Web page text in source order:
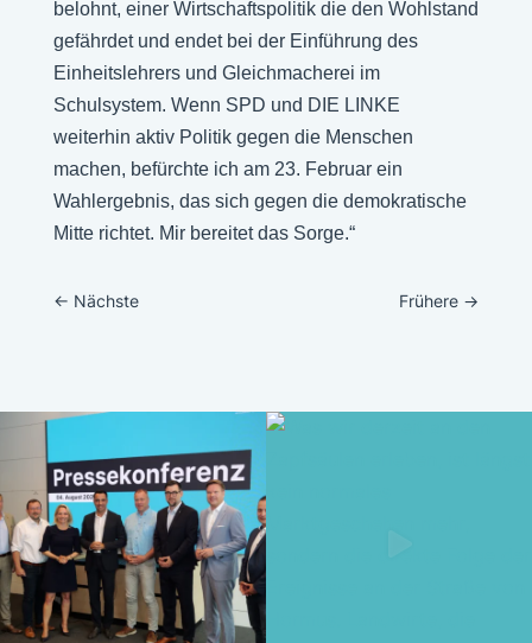
belohnt, einer Wirtschaftspolitik die den Wohlstand
gefährdet und endet bei der Einführung des
Einheitslehrers und Gleichmacherei im
Schulsystem. Wenn SPD und DIE LINKE
weiterhin aktiv Politik gegen die Menschen
machen, befürchte ich am 23. Februar ein
Wahlergebnis, das sich gegen die demokratische
Mitte richtet. Mir bereitet das Sorge.“
← Nächste Frühere →